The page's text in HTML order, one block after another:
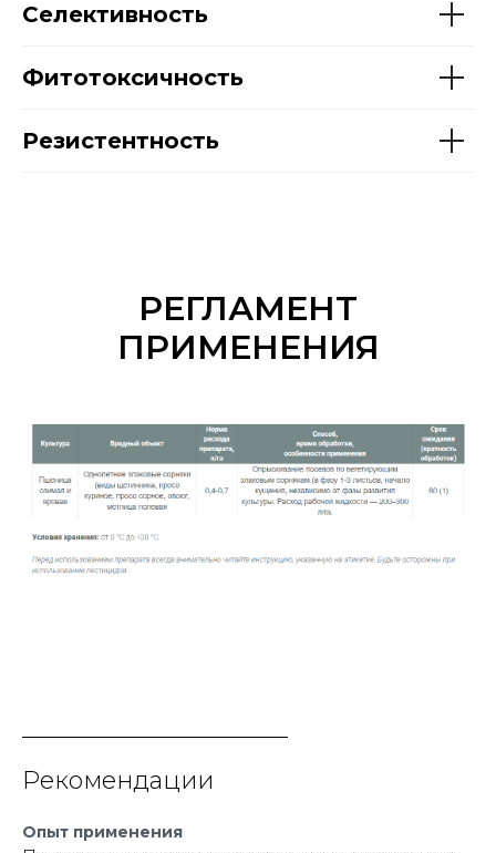
Селективность
Фитотоксичность
Резистентность
РЕГЛАМЕНТ
ПРИМЕНЕНИЯ
Рекомендации
Опыт применения